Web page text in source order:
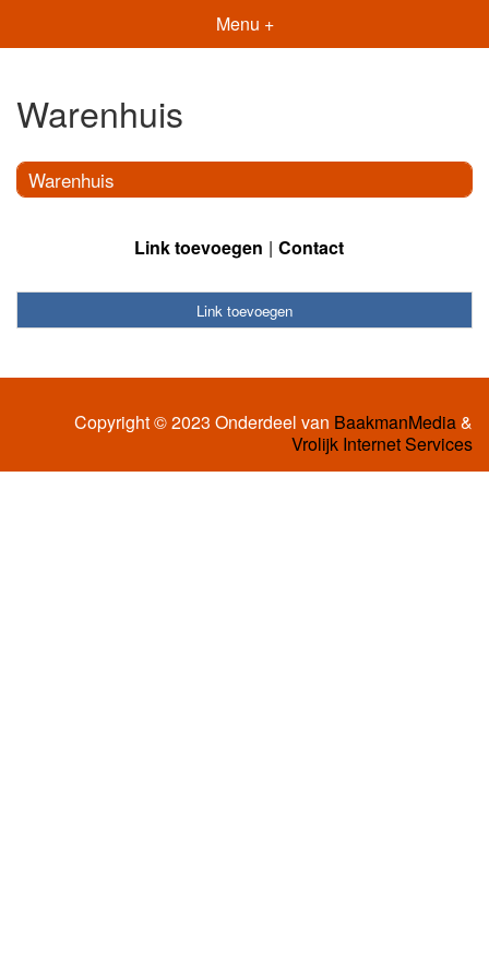
Menu +
Warenhuis
Warenhuis
Link toevoegen Contact
Link toevoegen
Copyright © 2023 Onderdeel van BaakmanMedia&
Vrolijk Internet Services